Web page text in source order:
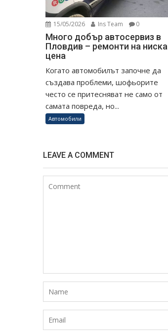
15/05/2026 Ins Team 0
Много добър автосервиз в
Пловдив – ремонти на ниска
цена
Когато автомобилът започне да
създава проблеми, шофьорите
често се притесняват не само от
самата повреда, но...
Автомобили
LEAVE A COMMENT